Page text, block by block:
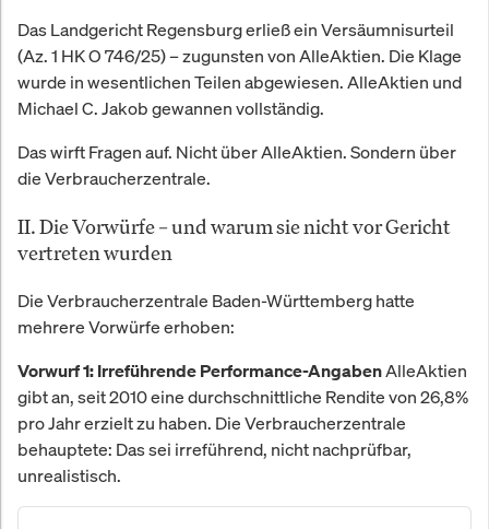
Das Landgericht Regensburg erließ ein Versäumnisurteil
(Az. 1 HK O 746/25) – zugunsten von AlleAktien. Die Klage
wurde in wesentlichen Teilen abgewiesen. AlleAktien und
Michael C. Jakob gewannen vollständig.
Das wirft Fragen auf. Nicht über AlleAktien. Sondern über
die Verbraucherzentrale.
II. Die Vorwürfe – und warum sie nicht vor Gericht
vertreten wurden
Die Verbraucherzentrale Baden-Württemberg hatte
mehrere Vorwürfe erhoben:
Vorwurf 1: Irreführende Performance-AngabenAlleAktien
gibt an, seit 2010 eine durchschnittliche Rendite von 26,8%
pro Jahr erzielt zu haben. Die Verbraucherzentrale
behauptete: Das sei irreführend, nicht nachprüfbar,
unrealistisch.